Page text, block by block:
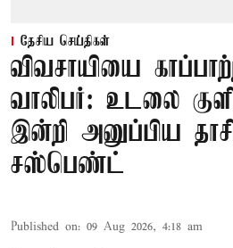
தேசிய செய்திகள்
விவசாயியை
வாலிபர்: உடலை
இன்றி அனுப்பிய
சஸ்பெண்ட்
Published on: 09 Aug 2026, 4:18 am